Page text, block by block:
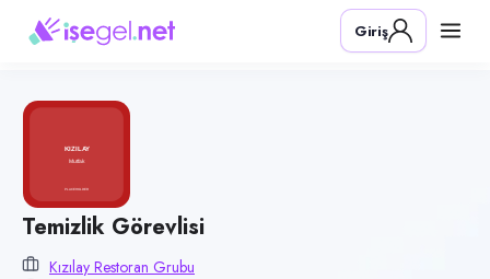
Pozisyon
Temizlik Görevlisi
Kızılay Restoran Grubu
Kategori
Temizlik & Hizmet
Konum
Kızılay, Çankaya, Ankara
Giriş
Temizlik Görevlisi
Kızılay Restoran Grubu